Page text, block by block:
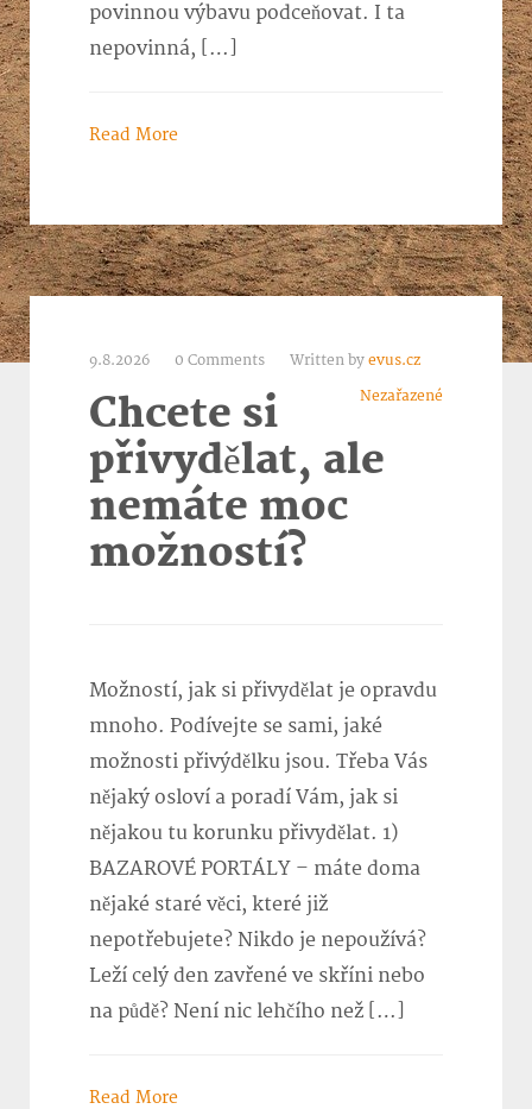
povinnou výbavu podceňovat. I ta
nepovinná, […]
Read More
9.8.2026 0 Comments Written by evus.cz
Nezařazené
Chcete si
přivydělat, ale
nemáte moc
možností?
Možností, jak si přivydělat je opravdu
mnoho. Podívejte se sami, jaké
možnosti přivýdělku jsou. Třeba Vás
nějaký osloví a poradí Vám, jak si
nějakou tu korunku přivydělat. 1)
BAZAROVÉ PORTÁLY – máte doma
nějaké staré věci, které již
nepotřebujete? Nikdo je nepoužívá?
Leží celý den zavřené ve skříni nebo
na půdě? Není nic lehčího než […]
Read More